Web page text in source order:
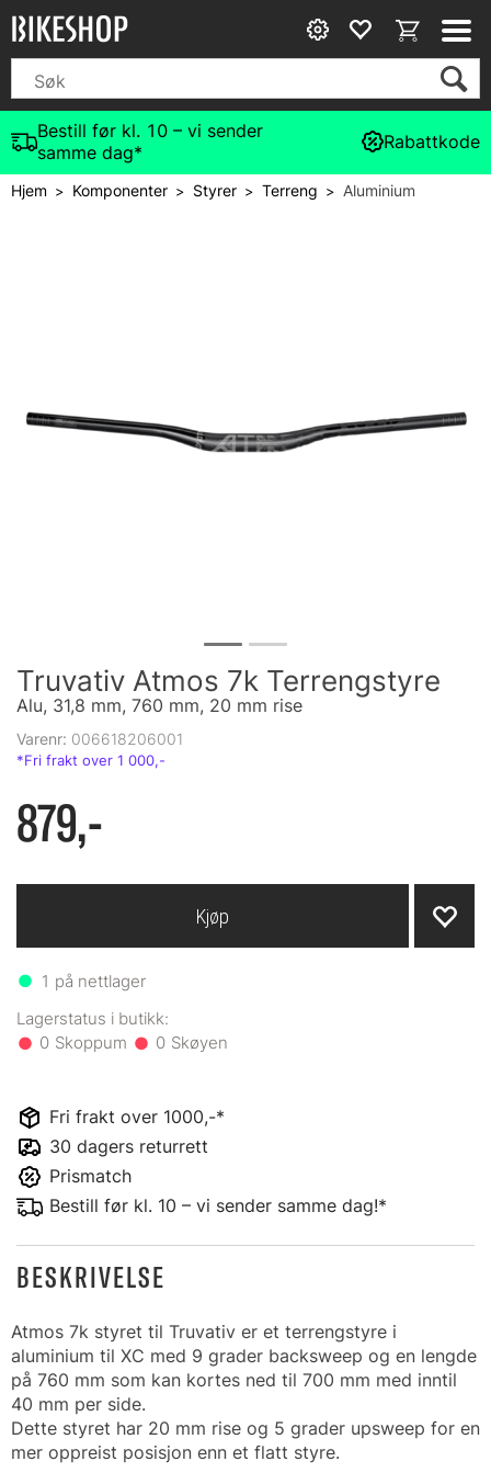
Bestill før kl. 10 – vi sender
samme dag*
Rabattkode
Hjem> Komponenter> Styrer>Terreng >Aluminium
Truvativ Atmos 7k Terrengstyre
Alu, 31,8 mm, 760 mm, 20 mm rise
Varenr: 006618206001
879,-
1 på nettlager
0 0
Kjøp
Fri frakt over 1000,-*
30 dagers returrett
Prismatch
Bestill før kl. 10 – vi sender samme dag!*
BESKRIVELSE
Atmos 7k styret til Truvativ er et terrengstyre i
aluminium til XC med 9 grader backsweep og en lengde
på 760 mm som kan kortes ned til 700 mm med inntil
40 mm per side.
Dette styret har 20 mm rise og 5 grader upsweep for en
mer oppreist posisjon enn et flatt styre.